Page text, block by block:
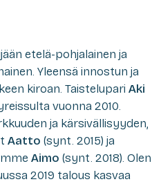
etelä-pohjalainen ja
Yleensä innostun ja
kiroan. Taistelupari Aki
vuonna 2010.
ja kärsivällisyyden,
Aatto (synt. 2015) ja
Aimo (synt. 2018). Olen
2019 talous kasvaa